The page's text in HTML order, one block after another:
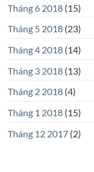
Tháng 6 2018(15)
Tháng 5 2018(23)
Tháng 4 2018(14)
Tháng 3 2018(13)
Tháng 2 2018(4)
Tháng 1 2018(15)
Tháng 12 2017(2)